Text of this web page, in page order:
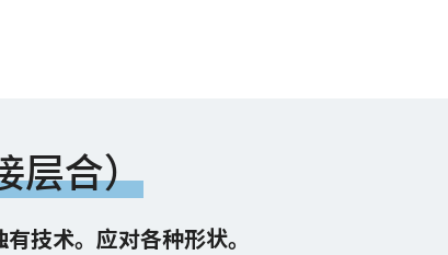
层合）
技术。应对各种形状。